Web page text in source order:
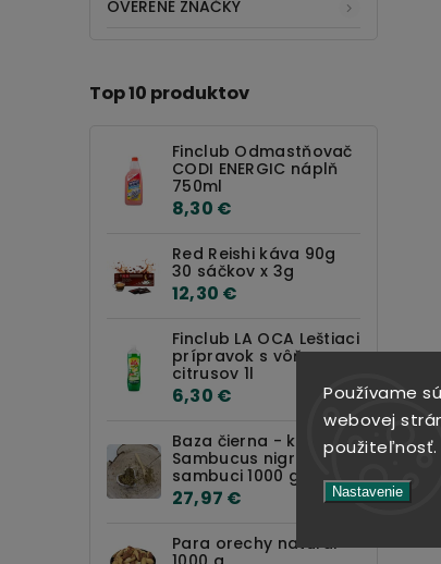
Používame
webovej
použiteľnosť.
Nastavenie
OVERENÉ ZNAČKY
Top 10 produktov
Finclub Odmastňovač
CODI ENERGIC náplň
750ml
8,30 €
Red Reishi káva 90g
30 sáčkov x 3g
12,30 €
Finclub LA OCA Leštiaci
prípravok s vôňou
citrusov 1l
6,30 €
Baza čierna - kvet -
Sambucus nigra - Flos
sambuci 1000 g
27,97 €
Para orechy natural